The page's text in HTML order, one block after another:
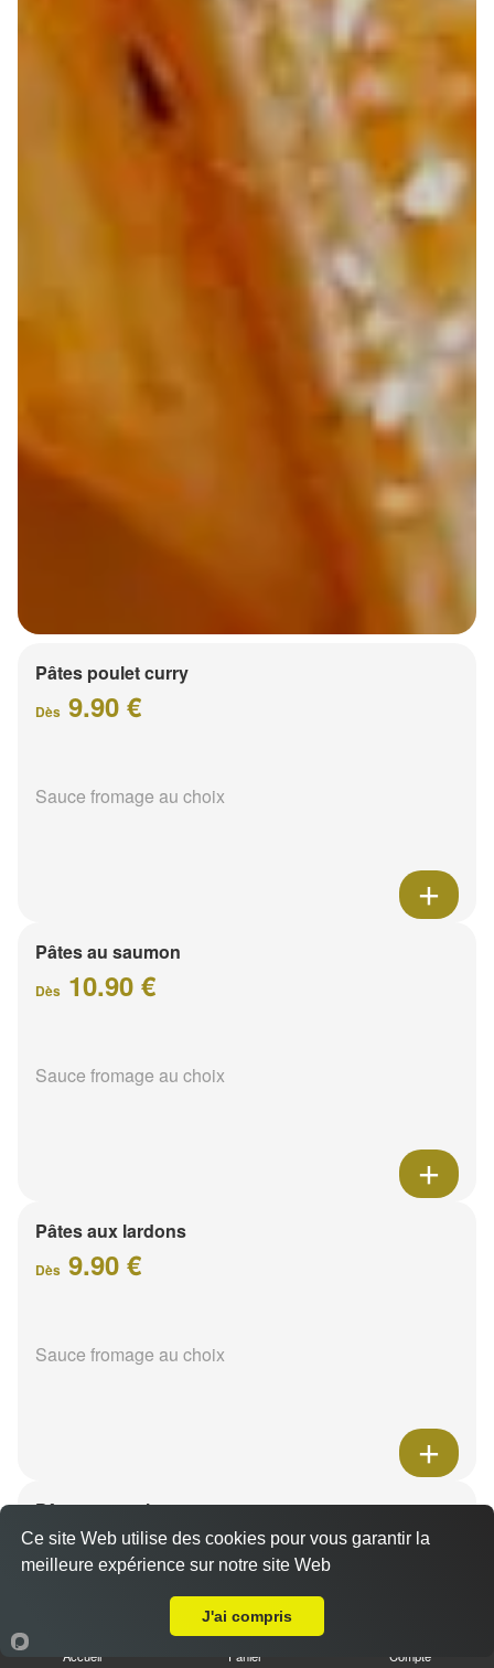
Pâtes poulet curry
Dès 9.90 €
Sauce fromage au choix
Pâtes au saumon
Dès 10.90 €
Sauce fromage au choix
Pâtes aux lardons
Dès 9.90 €
Sauce fromage au choix
Pâtes au poulet
Dès9.90 €
Sauce fromage au choix
Accueil Panier Compte
Ce site Web utilise des cookies pour vous garantir la
meilleure expérience sur notre site Web
J'ai compris